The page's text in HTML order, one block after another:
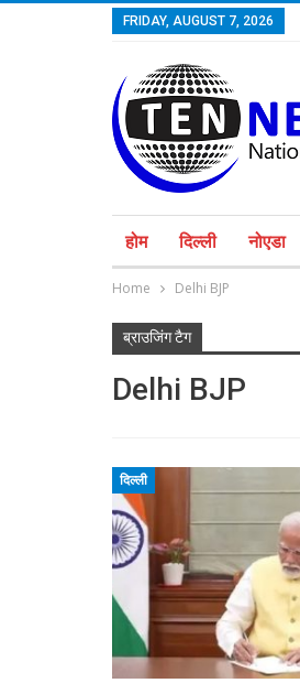
FRIDAY, AUGUST 7, 2026
होम दिल्ली नोएडा
Home Delhi BJP
ब्राउजिंग टैग
Delhi BJP
दिल्ली